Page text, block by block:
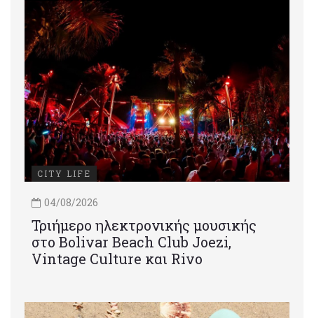
CITY LIFE
04/08/2026
Τριήμερο ηλεκτρονικής μουσικής
στο Bolivar Beach Club Joezi,
Vintage Culture και Rivo